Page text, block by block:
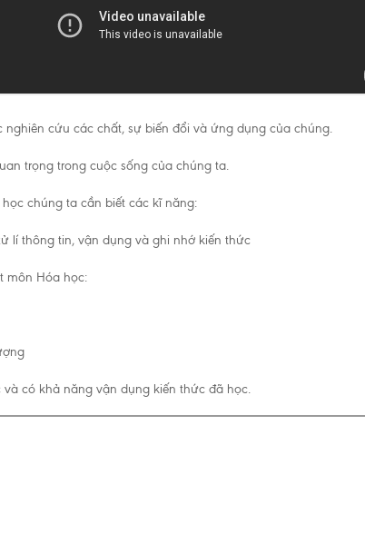
nghiên cứu các chất, sự biến đổi và ứng dụng của chúng.
trọng trong cuộc sống của chúng ta.
chúng ta cần biết các kĩ năng:
lí thông tin, vận dụng và ghi nhớ kiến thức
môn Hóa học:
có khả năng vận dụng kiến thức đã học.